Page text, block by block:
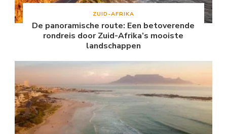
ZUID-AFRIKA
De panoramische route: Een betoverende
rondreis door Zuid-Afrika’s mooiste
landschappen